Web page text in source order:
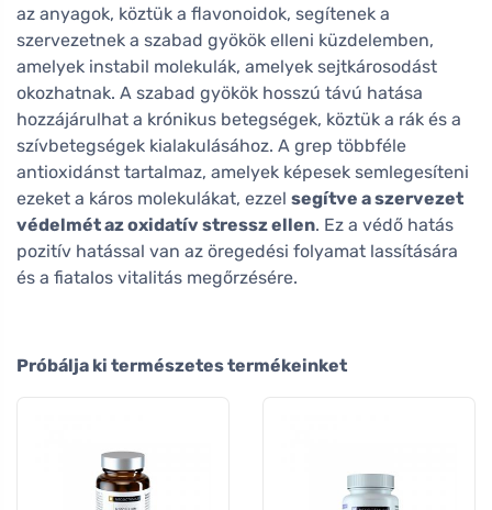
az anyagok, köztük a flavonoidok, segítenek a
szervezetnek a szabad gyökök elleni küzdelemben,
amelyek instabil molekulák, amelyek sejtkárosodást
okozhatnak. A szabad gyökök hosszú távú hatása
hozzájárulhat a krónikus betegségek, köztük a rák és a
szívbetegségek kialakulásához. A grep többféle
antioxidánst tartalmaz, amelyek képesek semlegesíteni
ezeket a káros molekulákat, ezzel segítve a szervezet
védelmét az oxidatív stressz ellen. Ez a védő hatás
pozitív hatással van az öregedési folyamat lassítására
és a fiatalos vitalitás megőrzésére.
Próbálja ki természetes termékeinket